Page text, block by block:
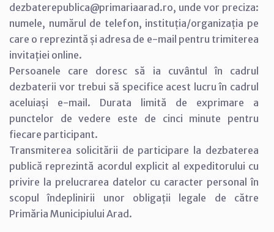
dezbaterepublica@primariaarad.ro, unde vor preciza:
numele, numărul de telefon, instituția/organizația pe
care o reprezintă și adresa de e-mail pentru trimiterea
invitației online.
Persoanele care doresc să ia cuvântul în cadrul
dezbaterii vor trebui să specifice acest lucru în cadrul
aceluiași e-mail. Durata limită de exprimare a
punctelor de vedere este de cinci minute pentru
fiecare participant.
Transmiterea solicitării de participare la dezbaterea
publică reprezintă acordul explicit al expeditorului cu
privire la prelucrarea datelor cu caracter personal în
scopul îndeplinirii unor obligații legale de către
Primăria Municipiului Arad.